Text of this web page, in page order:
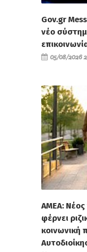
Gov.gr
νέο
05/08/2026
ΑΜΕΑ: Νέος
φέρνει
κοινωνική